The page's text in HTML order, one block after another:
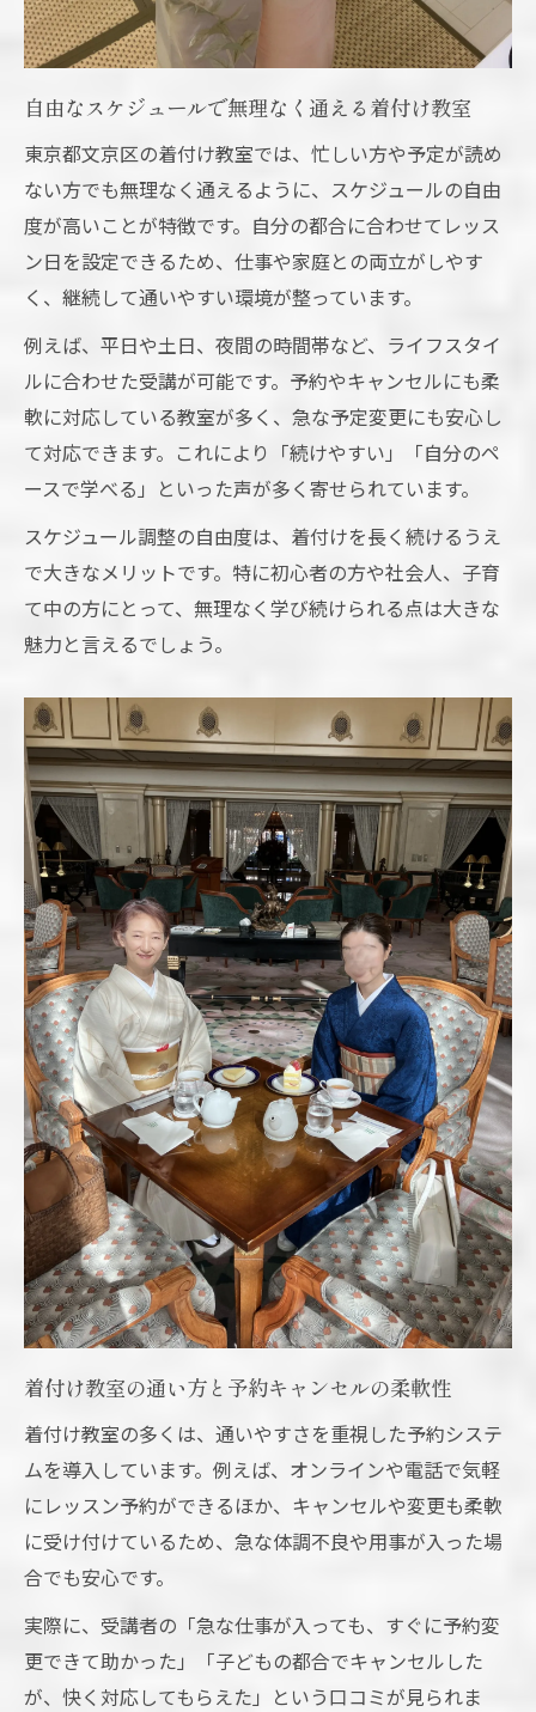
自由なスケジュールで無理なく通える着付け教室
東京都文京区の着付け教室では、忙しい方や予定が読め
ない方でも無理なく通えるように、スケジュールの自由
度が高いことが特徴です。自分の都合に合わせてレッス
ン日を設定できるため、仕事や家庭との両立がしやす
く、継続して通いやすい環境が整っています。
例えば、平日や土日、夜間の時間帯など、ライフスタイ
ルに合わせた受講が可能です。予約やキャンセルにも柔
軟に対応している教室が多く、急な予定変更にも安心し
て対応できます。これにより「続けやすい」「自分のペ
ースで学べる」といった声が多く寄せられています。
スケジュール調整の自由度は、着付けを長く続けるうえ
で大きなメリットです。特に初心者の方や社会人、子育
て中の方にとって、無理なく学び続けられる点は大きな
魅力と言えるでしょう。
着付け教室の通い方と予約キャンセルの柔軟性
着付け教室の多くは、通いやすさを重視した予約システ
ムを導入しています。例えば、オンラインや電話で気軽
にレッスン予約ができるほか、キャンセルや変更も柔軟
に受け付けているため、急な体調不良や用事が入った場
合でも安心です。
実際に、受講者の「急な仕事が入っても、すぐに予約変
更できて助かった」「子どもの都合でキャンセルした
が、快く対応してもらえた」という口コミが見られま